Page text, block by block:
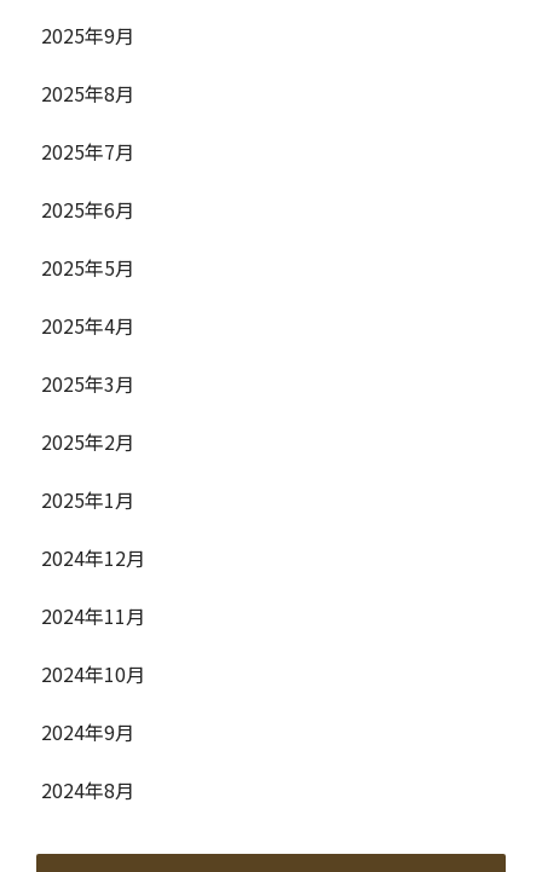
2025年9月
2025年8月
2025年7月
2025年6月
2025年5月
2025年4月
2025年3月
2025年2月
2025年1月
2024年12月
2024年11月
2024年10月
2024年9月
2024年8月